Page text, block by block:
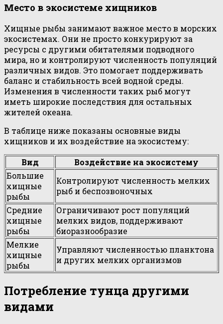
Место в экосистеме хищников
Хищные рыбы занимают важное место в морских
экосистемах. Они не просто конкурируют за
ресурсы с другими обитателями подводного
мира, но и контролируют численность популяций
различных видов. Это помогает поддерживать
баланс и стабильность всей водной среды.
Изменения в численности таких рыб могут
иметь широкие последствия для остальных
жителей океана.
В таблице ниже показаны основные виды
хищников и их воздействие на экосистему:
Вид
Воздействие на экосистему
Большие
хищные
рыбы
Контролируют численность мелких
рыб и беспозвоночных
Средние
хищные
рыбы
Ограничивают рост популяций
мелких видов, поддерживают
биоразнообразие
Мелкие
хищные
рыбы
Управляют численностью планктона
и других мелких организмов
Потребление тунца другими
видами